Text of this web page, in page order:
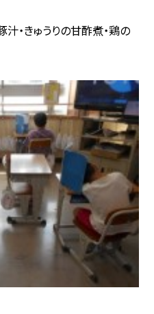
汁・きゅうりの甘酢煮・鶏の